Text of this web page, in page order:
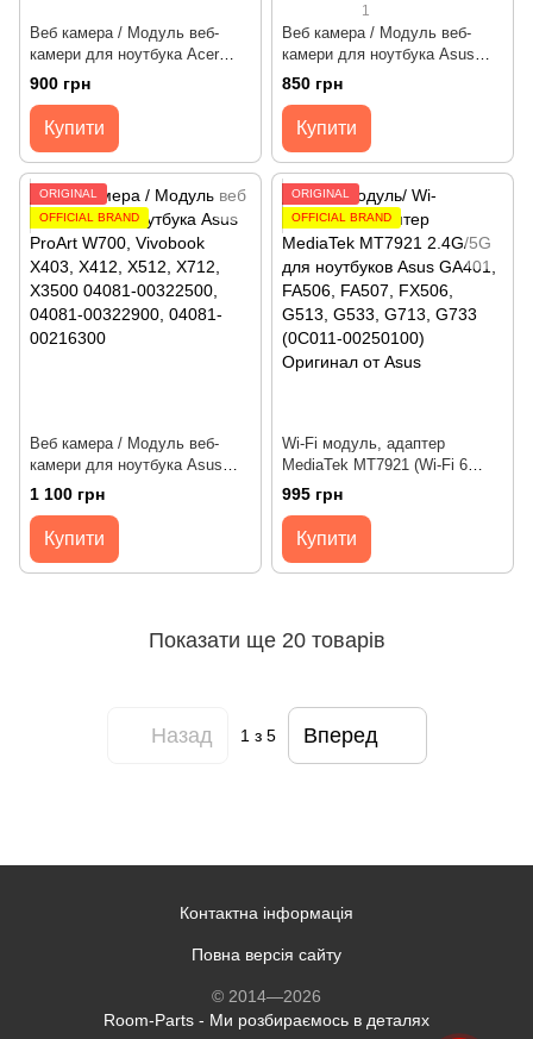
Веб камера / Модуль веб-
камери для ноутбука Acer
Aspire A315-59, A514-55, A515-
55, TravelMate TMP416-41,
TMP416-51 (KS0HD0Q018)
Оригінал від Acer
900 грн
Купити
1
Веб камера / Модуль веб-
камери для ноутбука Asus
TUF Gaming FX505, FA506,
FA507, FA706, FA707, FX506,
FX507, FX706, FX707, TUF
Dash FX517 ExpertBook L1400
(04081-00324500) Оригінал від
Asus
850 грн
Купити
ORIGINAL
OFFICIAL BRAND
Веб камера / Модуль веб-
камери для ноутбука Asus
ProArt W700, Vivobook X403,
X412, X512, X712, X3500,
UX431 (04081-00322600)
Оригінал від Asus
1 100 грн
Купити
ORIGINAL
OFFICIAL BRAND
Wi-Fi модуль, адаптер
MediaTek MT7921 (Wi-Fi 6
802.11ax, Bluetooth 5.2, M.2
2230) [AW-XB468NF] Оригінал
995 грн
Купити
Показати ще 20 товарів
Назад 1з 5 Вперед
Контактна інформація
Повна версія сайту
© 2014—2026
Room-Parts - Ми розбираємось в деталях